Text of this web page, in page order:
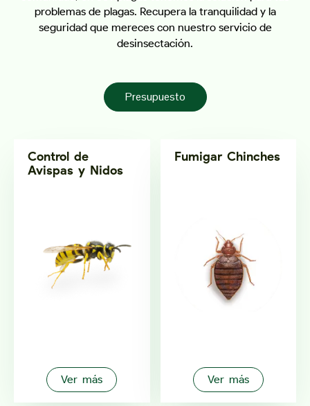
problemas de plagas. Recupera la tranquilidad y la
seguridad que mereces con nuestro servicio de
desinsectación.
Presupuesto
Control de
Avispas y Nidos
Ver más
Fumigar Chinches
Ver más